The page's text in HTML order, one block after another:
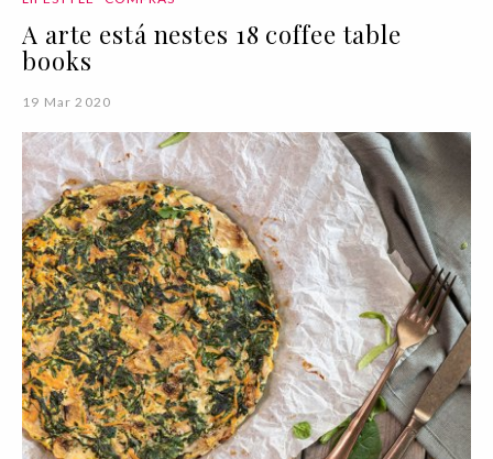
A arte está nestes 18 coffee table
books
19 Mar 2020